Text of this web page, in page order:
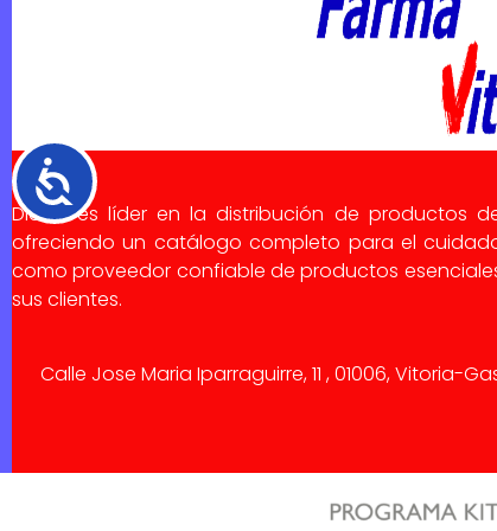
Accesibilidad
Dialsa es líder en la distribución de productos
ofreciendo un catálogo completo para el
como proveedor confiable de productos
sus clientes.
Calle Jose Maria Iparraguirre, 11 , 01006, Vitoria-